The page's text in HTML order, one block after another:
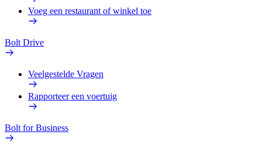
Voeg een restaurant of winkel toe
Bolt Drive
Veelgestelde Vragen
Rapporteer een voertuig
Bolt for Business